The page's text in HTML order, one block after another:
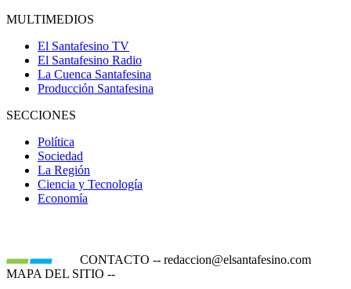
MULTIMEDIOS
El Santafesino TV
El Santafesino Radio
La Cuenca Santafesina
Producción Santafesina
SECCIONES
Política
Sociedad
La Región
Ciencia y Tecnología
Economía
CONTACTO -- redaccion@elsantafesino.com
MAPA DEL SITIO --